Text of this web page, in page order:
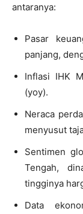
antaranya:
Pasar
panjang,
Inflasi IHK
(yoy).
Neraca
menyusut
Sentimen
Tengah,
tingginya
Data